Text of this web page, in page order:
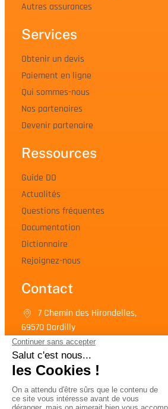
Autres assurances
Services
Obtenir un devis
Paiement en ligne
Qui sommes-nous
Nos partenaires
Devenir partenaire
Ressources
Guide DO
Actualités
Questions fréquentes
Documentation
Dictionnaire
Rejoignez-nous
Contact
7 Chemin des Hirondelles,
69570 Dardilly
04 72 17 82 82
Contactez-nous